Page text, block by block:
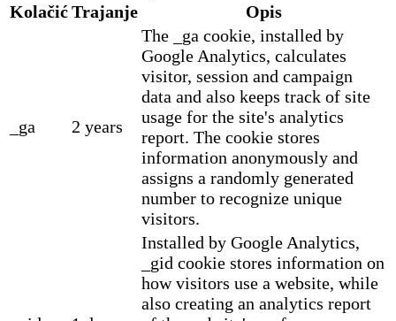
KolačićTrajanje Opis
_ga 2 years
The _ga cookie, installed by
Google Analytics, calculates
visitor, session and campaign
data and also keeps track of site
usage for the site's analytics
report. The cookie stores
information anonymously and
assigns a randomly generated
number to recognize unique
visitors.
Installed by Google Analytics,
_gid cookie stores information on
how visitors use a website, while
also creating an analytics report